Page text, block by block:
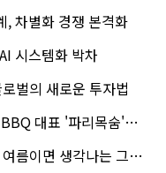
차별화 경쟁 본격화
시스템화 박차
벌의 새로운 투자법
표 '파리목숨'된 이유
이면 생각나는 그 노래